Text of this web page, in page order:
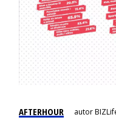
AFTERHOUR autor